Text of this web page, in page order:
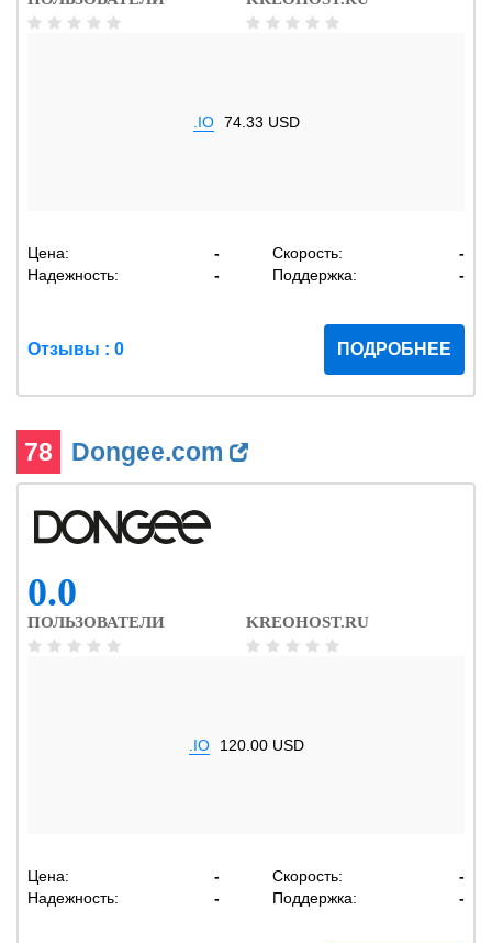
.IO 74.33 USD
Цена: - Скорость:
-
Надежность:
- Поддержка: -
Отзывы : 0 ПОДРОБНЕЕ
78 Dongee.com
0.0
ПОЛЬЗОВАТЕЛИ KREOHOST.RU
.IO 120.00 USD
Цена: - Скорость:
-
Надежность:
- Поддержка: -